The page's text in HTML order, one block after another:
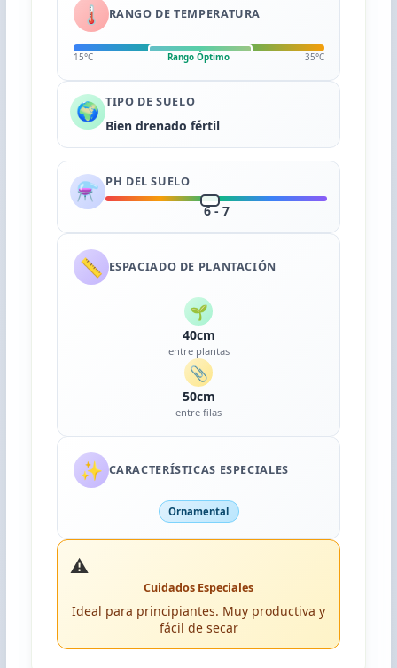
🌡️ RANGO DE TEMPERATURA
15°C Rango Óptimo 35°C
🌍 TIPO DE SUELO
Bien drenado fértil
⚗️ PH DEL SUELO
6 - 7
📏 ESPACIADO DE PLANTACIÓN
🌱
40cm
entre plantas
📎
50cm
entre filas
✨ CARACTERÍSTICAS ESPECIALES
Ornamental
⚠️
Cuidados Especiales
Ideal para principiantes. Muy productiva y
fácil de secar